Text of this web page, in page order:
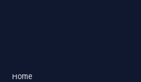
Home